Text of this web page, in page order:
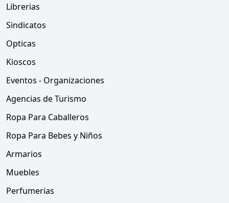
Librerias
Sindicatos
Opticas
Kioscos
Eventos - Organizaciones
Agencias de Turismo
Ropa Para Caballeros
Ropa Para Bebes y Niños
Armarios
Muebles
Perfumerias